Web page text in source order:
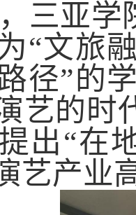
三亚
“文旅
径”的
艺的时
出“在
艺产业